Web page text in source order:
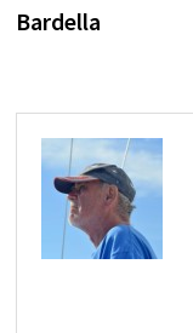
Bardella